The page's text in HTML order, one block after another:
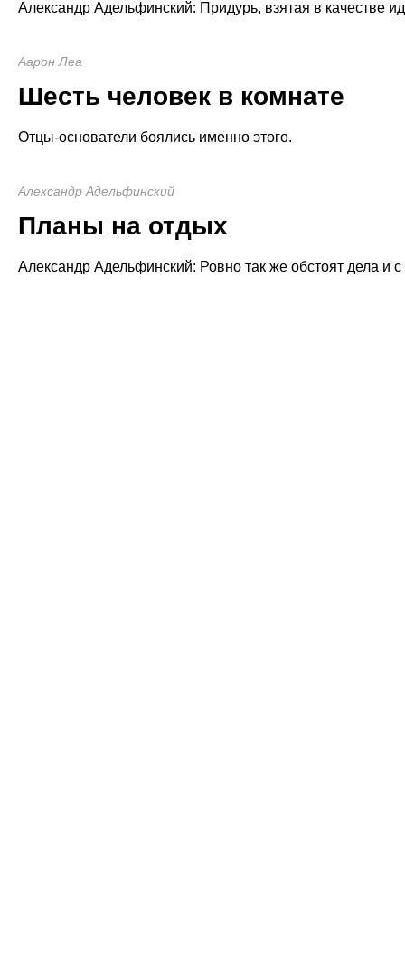
Александр Адельфинский: Придурь, взятая в качестве
Аарон Леа
Шесть человек в комнате
Отцы-основатели боялись именно этого.
Александр Адельфинский
Планы на отдых
Александр Адельфинский: Ровно так же обстоят дела и